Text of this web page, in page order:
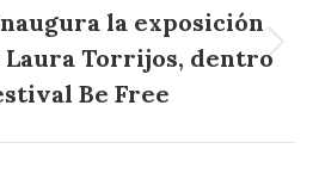
Publicación
siguiente:
la exposición
Laura Torrijos, dentro
Be Free